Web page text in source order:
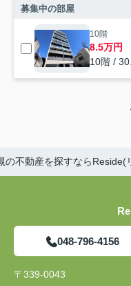
募集中の部屋
10階
8.5万円
10階 /
の不動産を探すならReside(
048-796-4156
〒339-0043